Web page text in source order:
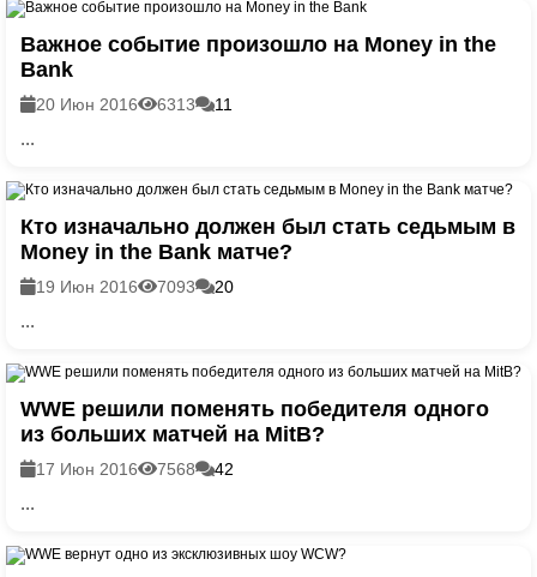
Важное событие произошло на Money in the
Bank
20 Июн 2016 6313 11
...
Кто изначально должен был стать седьмым в
Money in the Bank матче?
19 Июн 2016 7093 20
...
WWE решили поменять победителя одного
из больших матчей на MitB?
17 Июн 2016 7568 42
...